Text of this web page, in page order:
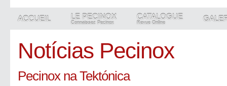
ACCUEIL LE PECINOX
Connaissez Pecinox
CATALOGUE
Revue Online
Notícias Pecinox
Pecinox na Tektónica